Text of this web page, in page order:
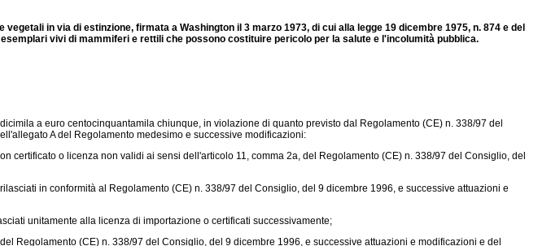
in via di estinzione, firmata a Washington il 3 marzo 1973, di cui alla legge 19 dicembre 1975, n. 874 e del
vivi di mammiferi e rettili che possono costituire pericolo per la salute e l'incolumità pubblica.
a euro centocinquantamila chiunque, in violazione di quanto previsto dal Regolamento (CE) n. 338/97 del
A del Regolamento medesimo e successive modificazioni:
certificato o licenza non validi ai sensi dell'articolo 11, comma 2a, del
Regolamento (CE) n. 338/97 del Consiglio, del
in conformità al Regolamento (CE) n. 338/97 del Consiglio, del 9 dicembre 1996, e successive attuazioni e
unitamente alla licenza di importazione o certificati successivamente;
Regolamento (CE) n. 338/97 del Consiglio, del 9 dicembre 1996, e successive attuazioni e modificazioni e del